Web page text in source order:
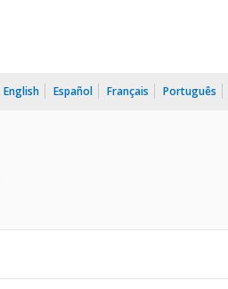
English Español Français Português